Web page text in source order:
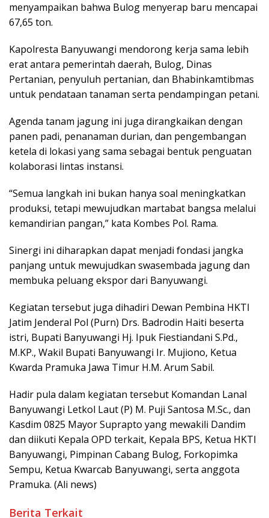
menyampaikan bahwa Bulog menyerap baru mencapai
67,65 ton.
Kapolresta Banyuwangi mendorong kerja sama lebih
erat antara pemerintah daerah, Bulog, Dinas
Pertanian, penyuluh pertanian, dan Bhabinkamtibmas
untuk pendataan tanaman serta pendampingan petani.
Agenda tanam jagung ini juga dirangkaikan dengan
panen padi, penanaman durian, dan pengembangan
ketela di lokasi yang sama sebagai bentuk penguatan
kolaborasi lintas instansi.
“Semua langkah ini bukan hanya soal meningkatkan
produksi, tetapi mewujudkan martabat bangsa melalui
kemandirian pangan,” kata Kombes Pol. Rama.
Sinergi ini diharapkan dapat menjadi fondasi jangka
panjang untuk mewujudkan swasembada jagung dan
membuka peluang ekspor dari Banyuwangi.
Kegiatan tersebut juga dihadiri Dewan Pembina HKTI
Jatim Jenderal Pol (Purn) Drs. Badrodin Haiti beserta
istri, Bupati Banyuwangi Hj. Ipuk Fiestiandani S.Pd.,
M.KP., Wakil Bupati Banyuwangi Ir. Mujiono, Ketua
Kwarda Pramuka Jawa Timur H.M. Arum Sabil.
Hadir pula dalam kegiatan tersebut Komandan Lanal
Banyuwangi Letkol Laut (P) M. Puji Santosa M.Sc., dan
Kasdim 0825 Mayor Suprapto yang mewakili Dandim
dan diikuti Kepala OPD terkait, Kepala BPS, Ketua HKTI
Banyuwangi, Pimpinan Cabang Bulog, Forkopimka
Sempu, Ketua Kwarcab Banyuwangi, serta anggota
Pramuka. (Ali news)
Berita Terkait